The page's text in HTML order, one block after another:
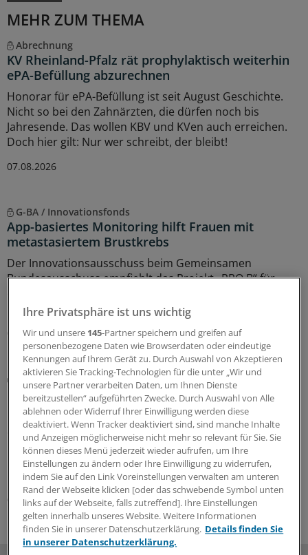
MEHR ZUM THEMA
Abrechnung
KV Rheinland-Pfalz rät prophylaktisch weiterhin
ePA-Befüllung abzurechnen
Honorar für ePA-Befüllung ist seit August Geschichte.
Nicht so bei den Zahnärzten, die dürfen noch bis
Jahresende. Das wollen KBV und KVen auch erreichen.
Doch hier gilt: Nur wer schreibt, der bleibt!
07.08.2026
G-BA / Innovationsfonds
App-basiertes Monitoring hilft Frauen mit
metastasiertem Brustkrebs
Der Innovationsausschuss beim Gemeinsamen
Bundesausschuss empfiehlt das Projekt „PRO B“ für
Krankenkassen wollen dies schon vorher anbieten.
07.08.2026
Digitaler Check
Honorarabrechnung: Digitale Vorprüfung wird in
Nordrhein rege genutzt
Seit Juni können nun auch Ärztinnen und Ärzte in
Nordrhein ihre Honorarabrechnungen während des
Quartals durchleuchten lassen. In den ersten beiden
Monaten sind über 20.000 Vorprüfungen eingegangen.
05.08.2026
Ihre Privatsphäre ist uns wichtig
Wir und unsere 145-Partner speichern und greifen auf
personenbezogene Daten wie Browserdaten oder eindeutige
Kennungen auf Ihrem Gerät zu. Durch Auswahl von Akzeptieren
aktivieren Sie Tracking-Technologien für die unter „Wir und
unsere Partner verarbeiten Daten, um Ihnen Dienste
bereitzustellen“ aufgeführten Zwecke. Durch Auswahl von Alle
ablehnen oder Widerruf Ihrer Einwilligung werden diese
deaktiviert. Wenn Tracker deaktiviert sind, sind manche Inhalte
und Anzeigen möglicherweise nicht mehr so relevant für Sie. Sie
können dieses Menü jederzeit wieder aufrufen, um Ihre
Einstellungen zu ändern oder Ihre Einwilligung zu widerrufen,
indem Sie auf den Link Voreinstellungen verwalten am unteren
Rand der Webseite klicken [oder das schwebende Symbol unten
links auf der Webseite, falls zutreffend]. Ihre Einstellungen
gelten innerhalb unseres Website. Weitere Informationen
finden Sie in unserer Datenschutzerklärung. Details finden Sie
in unserer Datenschutzerklärung.